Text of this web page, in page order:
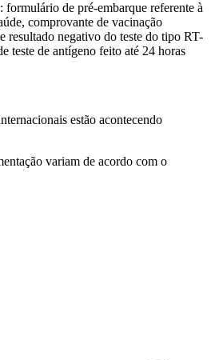
de pré-embarque referente à
comprovante de vacinação
resultado negativo do teste do tipo RT-
teste de antígeno feito até 24 horas
estão acontecendo
variam de acordo com o